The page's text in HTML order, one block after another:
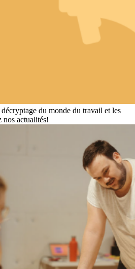
du monde du travail et les
actualités!